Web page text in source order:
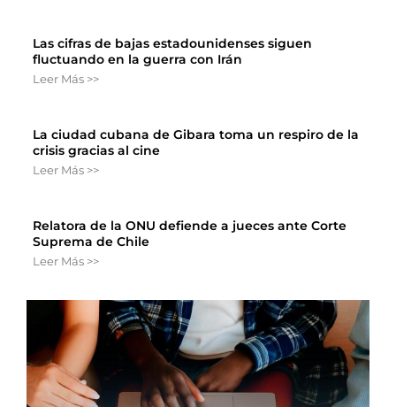
Las cifras de bajas estadounidenses siguen
fluctuando en la guerra con Irán
Leer Más >>
La ciudad cubana de Gibara toma un respiro de la
crisis gracias al cine
Leer Más >>
Relatora de la ONU defiende a jueces ante Corte
Suprema de Chile
Leer Más >>